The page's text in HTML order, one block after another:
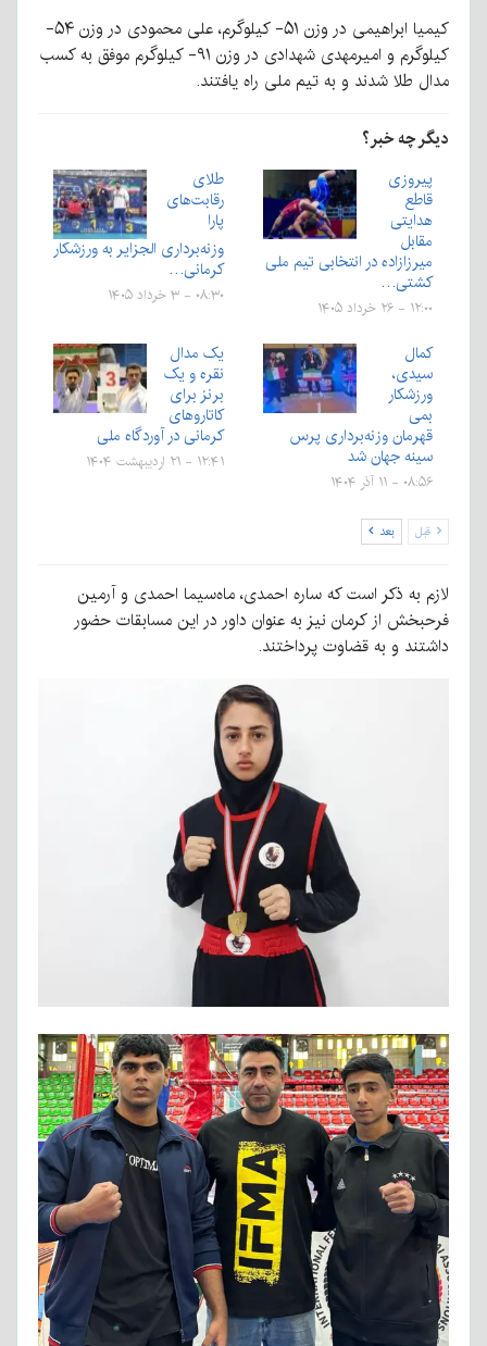
کیمیا ابراهیمی در وزن ۵۱- کیلوگرم، علی محمودی در وزن ۵۴-
کیلوگرم و امیرمهدی شهدادی در وزن ۹۱- کیلوگرم موفق به کسب
مدال طلا شدند و به تیم ملی راه یافتند.
دیگر چه خبر؟
پیروزی
قاطع
هدایتی
مقابل
میرزازاده در انتخابی تیم ملی
کشتی…
۱۲:۰۰ - ۲۶ خرداد ۱۴۰۵
طلای
رقابت‌های
پارا
وزنه‌برداری الجزایر به ورزشکار
کرمانی…
۰۸:۳۰ - ۳ خرداد ۱۴۰۵
کمال
سیدی،
ورزشکار
بمی
قهرمان وزنه‌برداری پرس
سینه جهان شد
۰۸:۵۶ - ۱۱ آذر ۱۴۰۴
یک مدال
نقره و یک
برنز برای
کاتاروهای
کرمانی در آوردگاه ملی
۱۲:۴۱ - ۲۱ اردیبهشت ۱۴۰۴
قبل بعد
لازم به ذکر است که ساره احمدی، ماه‌سیما احمدی و آرمین
فرحبخش از کرمان نیز به عنوان داور در این مسابقات حضور
داشتند و به قضاوت پرداختند.